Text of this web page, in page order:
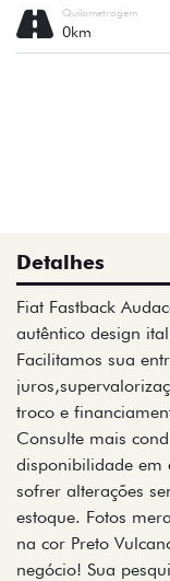
Quilometragem
0km
Detalhes
Fiat Fastback
autêntico design
Facilitamos sua
troco e
Consulte mais
disponibilidade em
sofrer alterações
estoque. Fotos
na cor Preto
negócio! Sua